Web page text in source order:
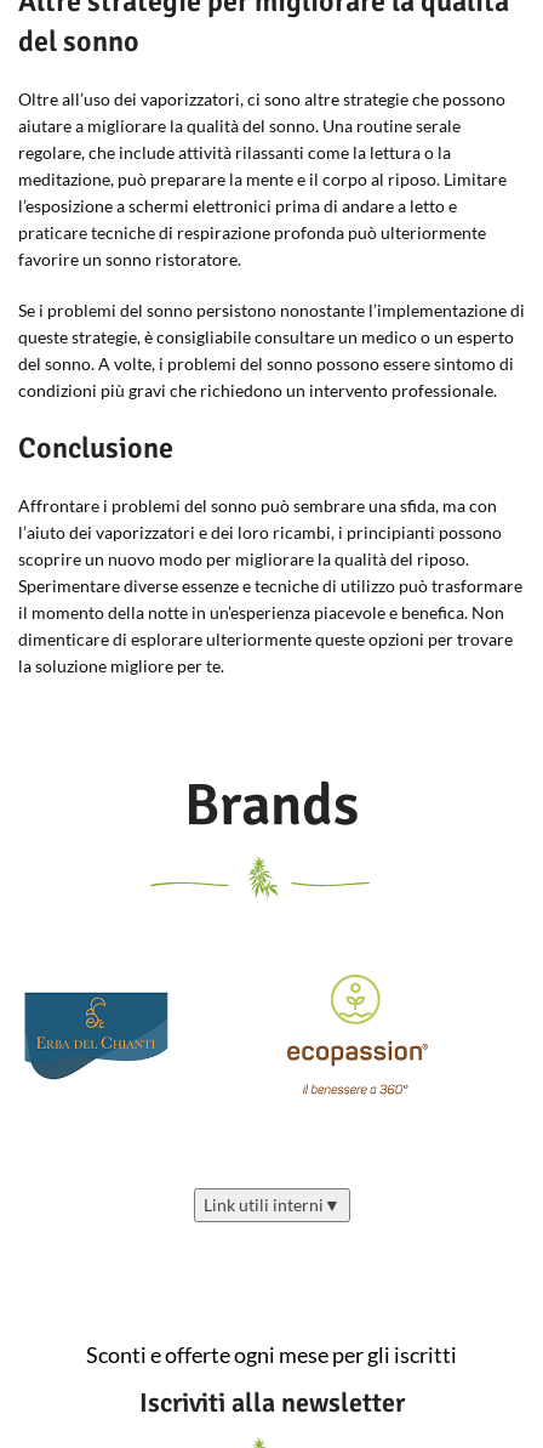
del sonno
Oltre all’uso dei vaporizzatori, ci sono altre strategie che possono
aiutare a migliorare la qualità del sonno. Una routine serale
regolare, che include attività rilassanti come la lettura o la
meditazione, può preparare la mente e il corpo al riposo. Limitare
l’esposizione a schermi elettronici prima di andare a letto e
praticare tecniche di respirazione profonda può ulteriormente
favorire un sonno ristoratore.
Se i problemi del sonno persistono nonostante l’implementazione di
queste strategie, è consigliabile consultare un medico o un esperto
del sonno. A volte, i problemi del sonno possono essere sintomo di
condizioni più gravi che richiedono un intervento professionale.
Conclusione
Affrontare i problemi del sonno può sembrare una sfida, ma con
l’aiuto dei vaporizzatori e dei loro ricambi, i principianti possono
scoprire un nuovo modo per migliorare la qualità del riposo.
Sperimentare diverse essenze e tecniche di utilizzo può trasformare
il momento della notte in un’esperienza piacevole e benefica. Non
dimenticare di esplorare ulteriormente queste opzioni per trovare
la soluzione migliore per te.
Brands
Link utili interni ▼
Sconti e offerte ogni mese per gli iscritti
Iscriviti alla newsletter